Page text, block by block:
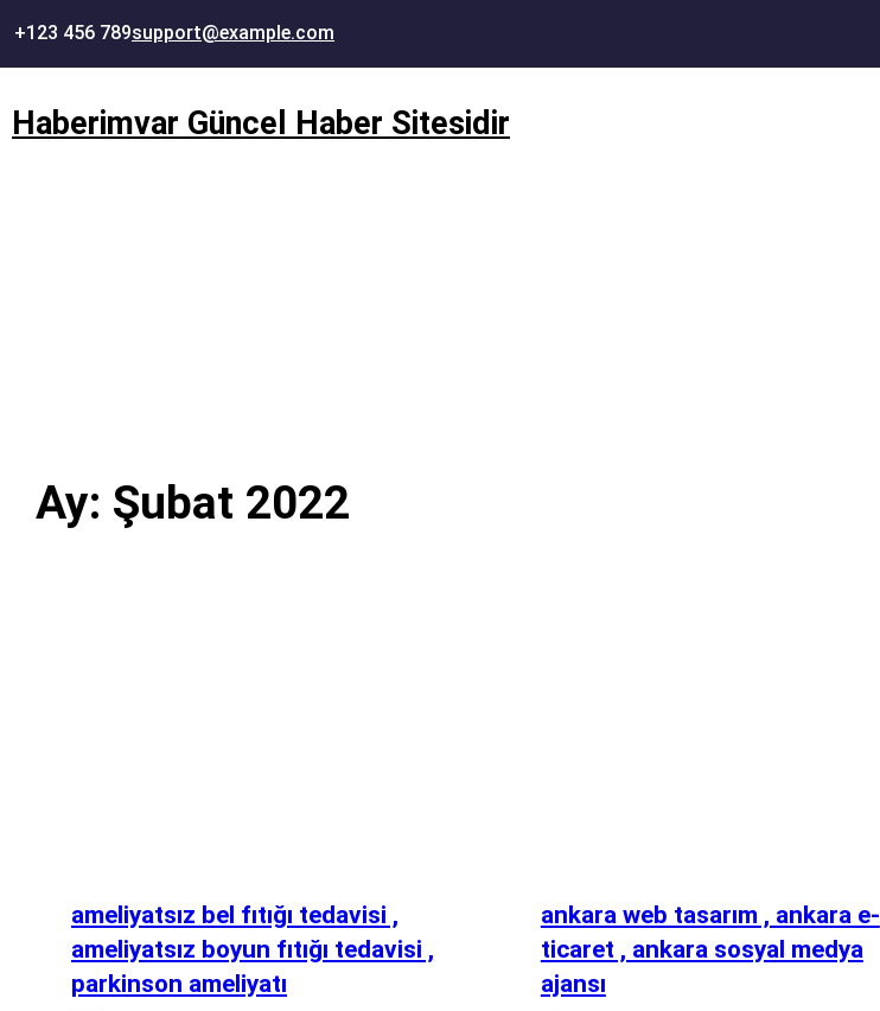
+123 456 789support@example.com
Haberimvar Güncel Haber Sitesidir
Ay: Şubat 2022
ameliyatsız bel fıtığı tedavisi ,
ameliyatsız boyun fıtığı tedavisi ,
parkinson ameliyatı
ankara web tasarım , ankara e-
ticaret , ankara sosyal medya
ajansı